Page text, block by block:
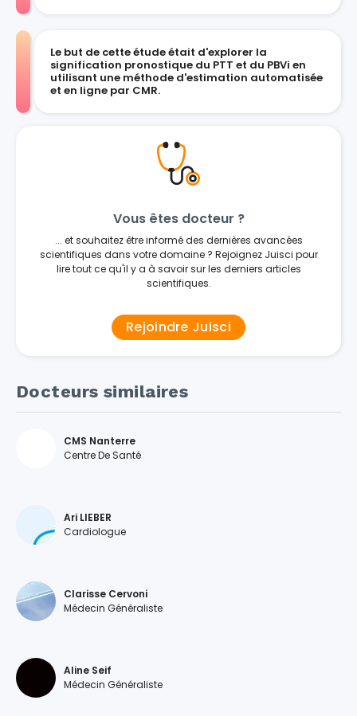
Le but de cette étude était d'explorer la
signification pronostique du PTT et du PBVi en
utilisant une méthode d'estimation automatisée
et en ligne par CMR.
Vous êtes docteur ?
... et souhaitez être informé des dernières avancées
scientifiques dans votre domaine ? Rejoignez Juisci pour
lire tout ce qu'il y a à savoir sur les derniers articles
scientifiques.
Rejoindre Juisci
Docteurs similaires
CMS Nanterre
Centre De Santé
Ari LIEBER
Cardiologue
Clarisse Cervoni
Médecin Généraliste
Aline Seif
Médecin Généraliste